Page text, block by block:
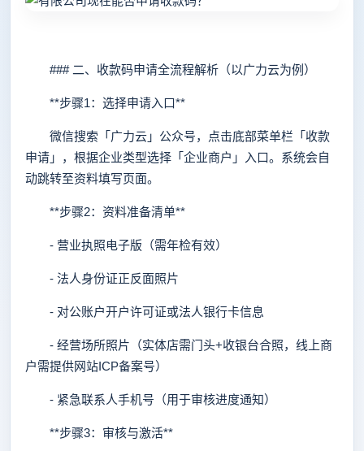
### 二、收款码申请全流程解析（以广力云为例）
**步骤1：选择申请入口**
微信搜索「广力云」公众号，点击底部菜单栏「收款
申请」，根据企业类型选择「企业商户」入口。系统会自
动跳转至资料填写页面。
**步骤2：资料准备清单**
- 营业执照电子版（需年检有效）
- 法人身份证正反面照片
- 对公账户开户许可证或法人银行卡信息
- 经营场所照片（实体店需门头+收银台合照，线上商
户需提供网站ICP备案号）
- 紧急联系人手机号（用于审核进度通知）
**步骤3：审核与激活**